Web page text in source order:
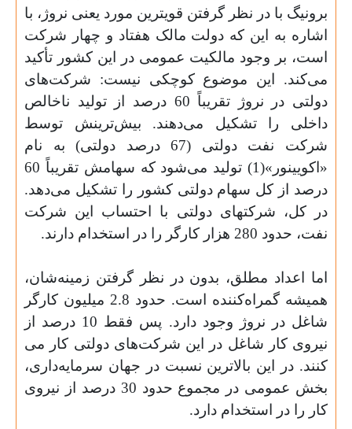
برونیگ با در نظر گرفتن قوی­ترین مورد یعنی نروژ، با
اشاره به این که دولت مالک هفتاد و چهار شرکت
است، بر وجود مالکیت عمومی در این کشور تأکید
می‌کند. این موضوع کوچکی نیست: شرکت‌های
دولتی در نروژ تقریباً 60 درصد از تولید ناخالص
داخلی را تشکیل می‌­دهند. بیش‌‌ترینش توسط
شرکت نفت دولتی (67 درصد دولتی) به نام
«اکویینور»(1) تولید می‌شود که سهامش تقریباً 60
درصد از کل سهام دولتی کشور را تشکیل می‌دهد.
در کل، شرکت­های دولتی با احتساب این شرکت
نفت، حدود 280 هزار کارگر را در استخدام دارند.
اما اعداد مطلق، بدون در نظر گرفتن زمینه‌­­شان،
همیشه گمراه‌­کننده است. حدود 2.8 میلیون کارگر
شاغل در نروژ وجود دارد. پس فقط 10 درصد از
نیروی کار شاغل در این شرکت‌های دولتی کار می­‌
کنند. در این بالاترین نسبت در جهان سرمایه‌‌داری،
بخش عمومی در مجموع حدود 30 درصد از نیروی
کار را در استخدام دارد.